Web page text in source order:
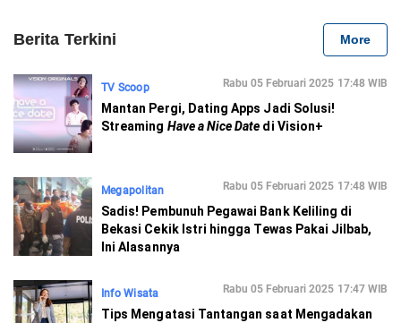
Berita Terkini More
TV Scoop Rabu 05 Februari 2025 17:48 WIB
Mantan Pergi, Dating Apps Jadi Solusi!
Streaming Have a Nice Date di Vision+
Megapolitan Rabu 05 Februari 2025 17:48 WIB
Sadis! Pembunuh Pegawai Bank Keliling di
Bekasi Cekik Istri hingga Tewas Pakai Jilbab,
Ini Alasannya
Info Wisata Rabu 05 Februari 2025 17:47 WIB
Tips Mengatasi Tantangan saat Mengadakan